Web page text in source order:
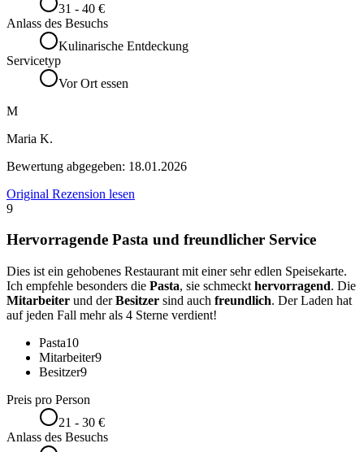
31 - 40 €
Anlass des Besuchs
Kulinarische Entdeckung
Servicetyp
Vor Ort essen
M
Maria K.
Bewertung abgegeben: 18.01.2026
Original Rezension lesen
9
Hervorragende Pasta und freundlicher Service
Dies ist ein gehobenes Restaurant mit einer sehr edlen Speisekarte.
Ich empfehle besonders die Pasta, sie schmeckt hervorragend. Die
Mitarbeiter und derBesitzer sind auch freundlich. Der Laden hat
auf jeden Fall mehr als 4 Sterne verdient!
Pasta10
Mitarbeiter9
Besitzer9
Preis pro Person
21 - 30 €
Anlass des Besuchs